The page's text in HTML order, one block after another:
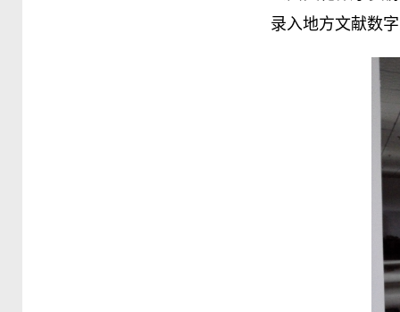
录入地方文献数